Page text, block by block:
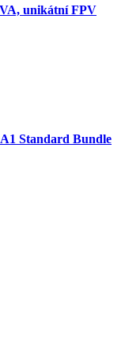
unikátní FPV
Standard Bundle